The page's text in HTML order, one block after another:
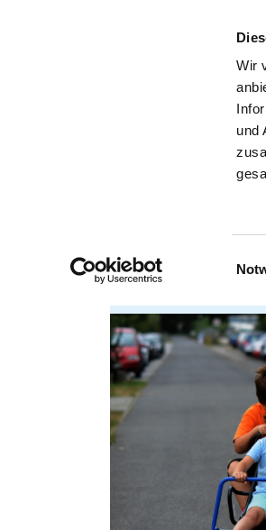
Wir
und
Zurück zu den
VITOS